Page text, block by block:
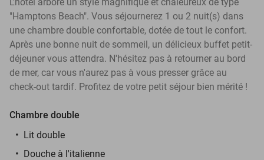
"Hamptons Beach". Vous séjournerez 1 ou 2 nuit(s) dans
une chambre double confortable, dotée de tout le confort.
Après une bonne nuit de sommeil, un délicieux buffet petit-
déjeuner vous attendra. N'hésitez pas à retourner au bord
de mer, car vous n'aurez pas à vous presser grâce au
check-out tardif. Profitez de votre petit séjour bien mérité !
Chambre double
Lit double
Douche à l'italienne